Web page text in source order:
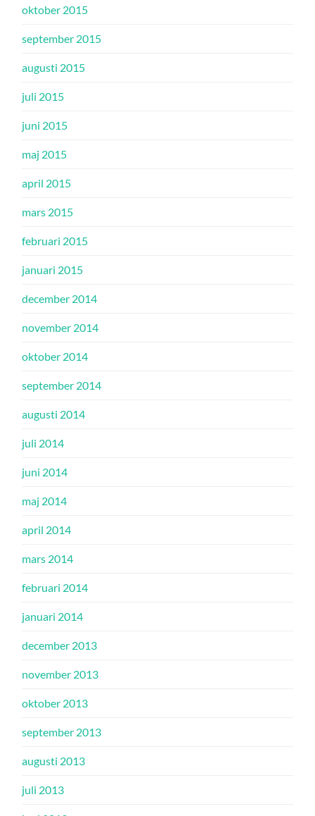
oktober 2015
september 2015
augusti 2015
juli 2015
juni 2015
maj 2015
april 2015
mars 2015
februari 2015
januari 2015
december 2014
november 2014
oktober 2014
september 2014
augusti 2014
juli 2014
juni 2014
maj 2014
april 2014
mars 2014
februari 2014
januari 2014
december 2013
november 2013
oktober 2013
september 2013
augusti 2013
juli 2013